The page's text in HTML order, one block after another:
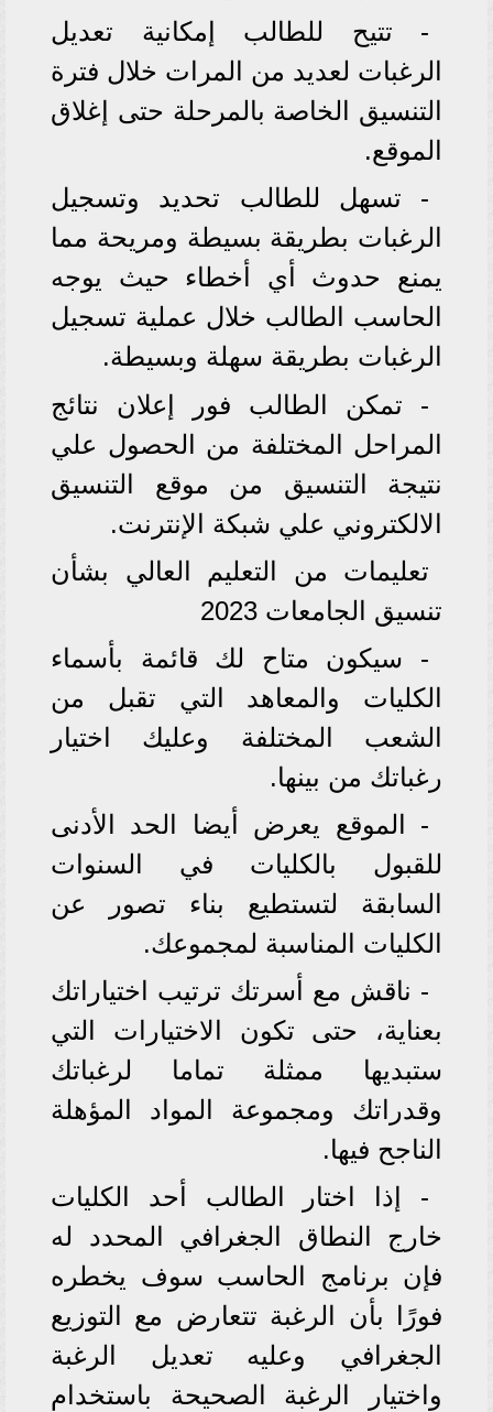
- تتيح للطالب إمكانية تعديل
الرغبات لعديد من المرات خلال فترة
التنسيق الخاصة بالمرحلة حتى إغلاق
الموقع.
- تسهل للطالب تحديد وتسجيل
الرغبات بطريقة بسيطة ومريحة مما
يمنع حدوث أي أخطاء حيث يوجه
الحاسب الطالب خلال عملية تسجيل
الرغبات بطريقة سهلة وبسيطة.
- تمكن الطالب فور إعلان نتائج
المراحل المختلفة من الحصول علي
نتيجة التنسيق من موقع التنسيق
الالكتروني علي شبكة الإنترنت.
تعليمات من التعليم العالي بشأن
تنسيق الجامعات 2023
- سيكون متاح لك قائمة بأسماء
الكليات والمعاهد التي تقبل من
الشعب المختلفة وعليك اختيار
رغباتك من بينها.
- الموقع يعرض أيضا الحد الأدنى
للقبول بالكليات في السنوات
السابقة لتستطيع بناء تصور عن
الكليات المناسبة لمجموعك.
- ناقش مع أسرتك ترتيب اختياراتك
بعناية، حتى تكون الاختيارات التي
ستبديها ممثلة تماما لرغباتك
وقدراتك ومجموعة المواد المؤهلة
الناجح فيها.
- إذا اختار الطالب أحد الكليات
خارج النطاق الجغرافي المحدد له
فإن برنامج الحاسب سوف يخطره
فورًا بأن الرغبة تتعارض مع التوزيع
الجغرافي وعليه تعديل الرغبة
واختيار الرغبة الصحيحة باستخدام